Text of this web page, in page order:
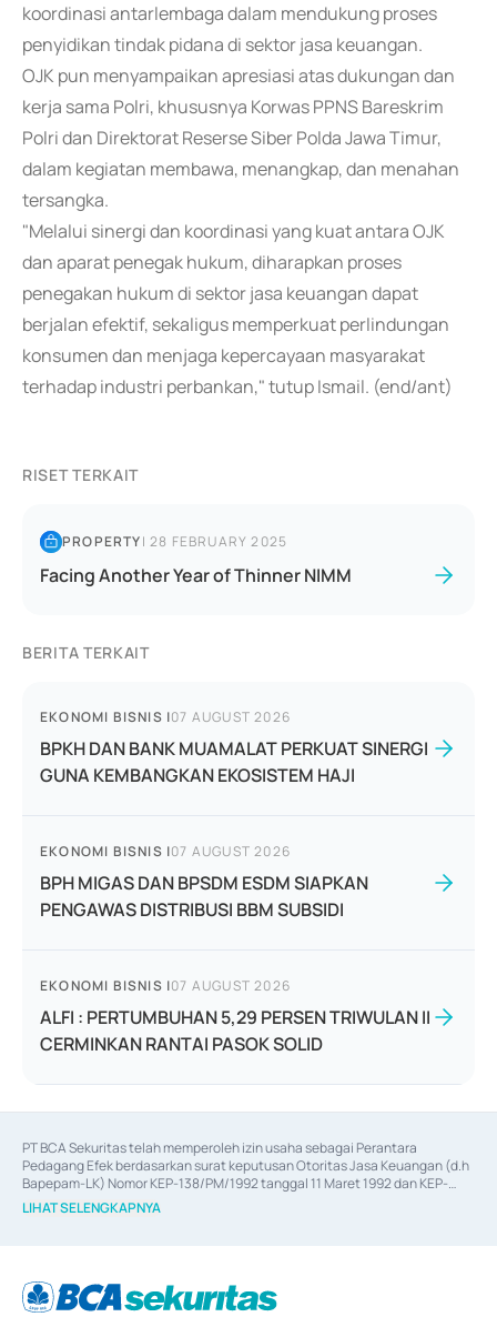
koordinasi antarlembaga dalam mendukung proses
penyidikan tindak pidana di sektor jasa keuangan.
OJK pun menyampaikan apresiasi atas dukungan dan
kerja sama Polri, khususnya Korwas PPNS Bareskrim
Polri dan Direktorat Reserse Siber Polda Jawa Timur,
dalam kegiatan membawa, menangkap, dan menahan
tersangka.
"Melalui sinergi dan koordinasi yang kuat antara OJK
dan aparat penegak hukum, diharapkan proses
penegakan hukum di sektor jasa keuangan dapat
berjalan efektif, sekaligus memperkuat perlindungan
konsumen dan menjaga kepercayaan masyarakat
terhadap industri perbankan," tutup Ismail. (end/ant)
RISET TERKAIT
PROPERTY|28 FEBRUARY 2025
Facing Another Year of Thinner NIMM
BERITA TERKAIT
EKONOMI BISNIS |07 AUGUST 2026
BPKH DAN BANK MUAMALAT PERKUAT SINERGI
GUNA KEMBANGKAN EKOSISTEM HAJI
EKONOMI BISNIS |07 AUGUST 2026
BPH MIGAS DAN BPSDM ESDM SIAPKAN
PENGAWAS DISTRIBUSI BBM SUBSIDI
EKONOMI BISNIS |07 AUGUST 2026
ALFI : PERTUMBUHAN 5,29 PERSEN TRIWULAN II
CERMINKAN RANTAI PASOK SOLID
PT BCA Sekuritas telah memperoleh izin usaha sebagai Perantara
Pedagang Efek berdasarkan surat keputusan Otoritas Jasa Keuangan (d.h
Bapepam-LK) Nomor KEP-138/PM/1992 tanggal 11 Maret 1992 dan KEP-
06/D.04/2014 tanggal 28 Februari 2014, izin usaha sebagai Penjamin Emisi
Efek berdasarkan surat keputusan Otoritas Jasa Keuangan Nomor KEP-
berdasarkan surat keputusan Otoritas Jasa Keuangan Nomor S-
67/PM.21/2017 tanggal 3 Februari 2017, dan beberapa izin usaha lainnya
LIHAT SELENGKAPNYA